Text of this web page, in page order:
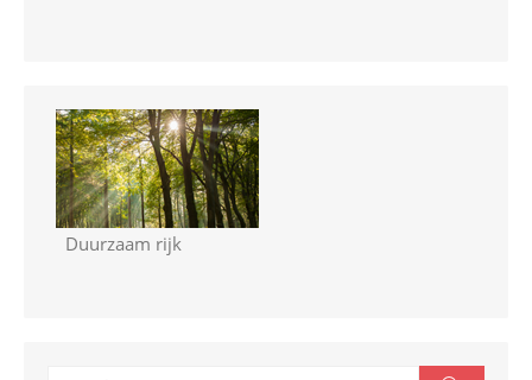
Duurzaam rijk